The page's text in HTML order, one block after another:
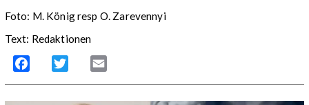
Foto: M. König resp O. Zarevennyi
Text: Redaktionen
Facebook Twitter